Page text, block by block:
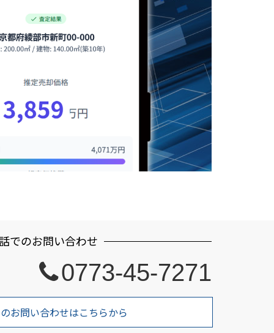
でのお問い合わせ
0773-45-7271
お問い合わせはこちらから